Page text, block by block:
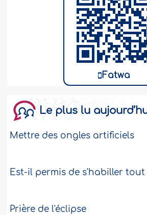
Fatwa
Le plus lu
Mettre des ongles artificiels
Est-il permis de s'habiller tout
Prière de l'éclipse